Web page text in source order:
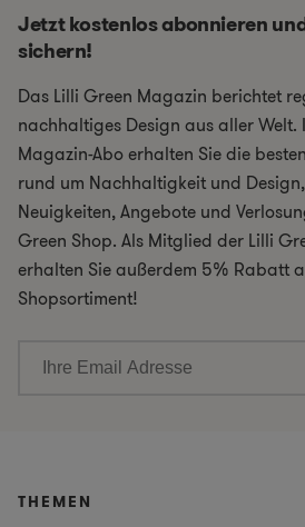
Jetzt kostenlos abonnieren
sichern!
Das Lilli Green Magazin berichtet
nachhaltiges Design aus aller Welt.
Magazin-Abo erhalten Sie die
rund um Nachhaltigkeit und
Neuigkeiten, Angebote und
Green Shop. Als Mitglied der Lilli
erhalten Sie außerdem 5% Rabatt
Shopsortiment!
THEMEN